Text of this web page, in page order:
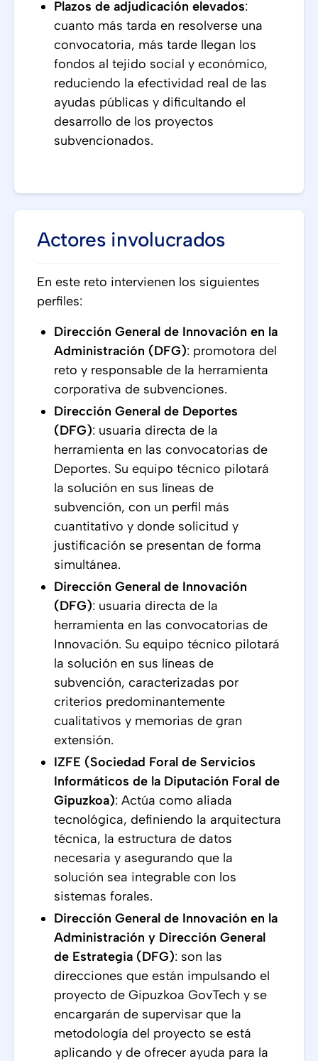
Plazos de adjudicación elevados:
cuanto más tarda en resolverse una
convocatoria, más tarde llegan los
fondos al tejido social y económico,
reduciendo la efectividad real de las
ayudas públicas y dificultando el
desarrollo de los proyectos
subvencionados.
Actores involucrados
En este reto intervienen los siguientes
perfiles:
Dirección General de Innovación en la
Administración (DFG): promotora del
reto y responsable de la herramienta
corporativa de subvenciones.
Dirección General de Deportes
(DFG): usuaria directa de la
herramienta en las convocatorias de
Deportes. Su equipo técnico pilotará
la solución en sus líneas de
subvención, con un perfil más
cuantitativo y donde solicitud y
justificación se presentan de forma
simultánea.
Dirección General de Innovación
(DFG): usuaria directa de la
herramienta en las convocatorias de
Innovación. Su equipo técnico pilotará
la solución en sus líneas de
subvención, caracterizadas por
criterios predominantemente
cualitativos y memorias de gran
extensión.
IZFE (Sociedad Foral de Servicios
Informáticos de la Diputación Foral de
Gipuzkoa): Actúa como aliada
tecnológica, definiendo la arquitectura
técnica, la estructura de datos
necesaria y asegurando que la
solución sea integrable con los
sistemas forales.
Dirección General de Innovación en la
Administración y Dirección General
de Estrategia (DFG): son las
direcciones que están impulsando el
proyecto de Gipuzkoa GovTech y se
encargarán de supervisar que la
metodología del proyecto se está
aplicando y de ofrecer ayuda para la